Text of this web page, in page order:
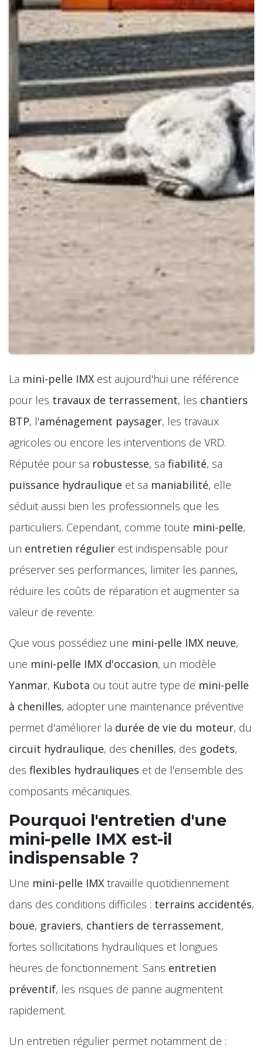
La mini-pelle IMX est aujourd'hui une référence
pour les travaux de terrassement, les chantiers
BTP, l'aménagement paysager, les travaux
agricoles ou encore les interventions de VRD.
Réputée pour sa robustesse, sa fiabilité, sa
puissance hydraulique et sa maniabilité, elle
séduit aussi bien les professionnels que les
particuliers. Cependant, comme toute mini-pelle,
un entretien régulier est indispensable pour
préserver ses performances, limiter les pannes,
réduire les coûts de réparation et augmenter sa
valeur de revente.
Que vous possédiez une mini-pelle IMX neuve,
une mini-pelle IMX d'occasion, un modèle
Yanmar, Kubota ou tout autre type de mini-pelle
à chenilles, adopter une maintenance préventive
permet d'améliorer la durée de vie du moteur, du
circuit hydraulique, des chenilles, des godets,
des flexibles hydrauliques et de l'ensemble des
composants mécaniques.
Pourquoi l'entretien d'une
mini-pelle IMX est-il
indispensable ?
Une mini-pelle IMX travaille quotidiennement
dans des conditions difficiles : terrains accidentés,
boue, graviers, chantiers de terrassement,
fortes sollicitations hydrauliques et longues
heures de fonctionnement. Sans entretien
préventif, les risques de panne augmentent
rapidement.
Un entretien régulier permet notamment de :